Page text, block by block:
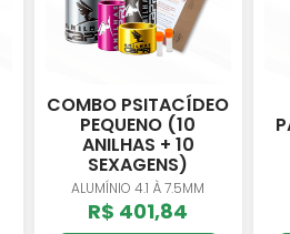
COMBO PSITACÍDEO
PEQUENO (10
ANILHAS + 10
SEXAGENS)
ALUMÍNIO 4.1 À 7.5MM
R$ 401,84